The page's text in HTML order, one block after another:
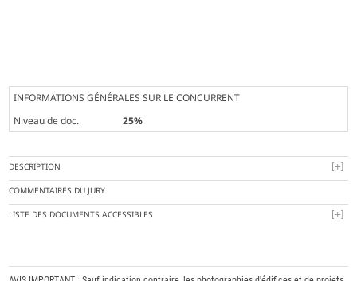
INFORMATIONS GÉNÉRALES SUR LE CONCURRENT
Niveau de doc.
25%
DESCRIPTION
COMMENTAIRES DU JURY
LISTE DES DOCUMENTS ACCESSIBLES